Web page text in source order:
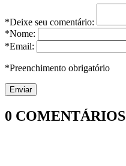
*Deixe seu comentário:
*Nome:
*Email:
*Preenchimento obrigatório
0 COMENTÁRIOS